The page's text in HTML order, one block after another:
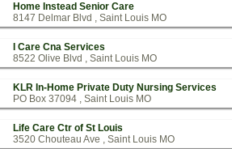
Home Instead Senior Care
8147 Delmar Blvd , Saint Louis MO
I Care Cna Services
8522 Olive Blvd , Saint Louis MO
KLR In-Home Private Duty Nursing Services
PO Box 37094 , Saint Louis MO
Life Care Ctr of St Louis
3520 Chouteau Ave , Saint Louis MO